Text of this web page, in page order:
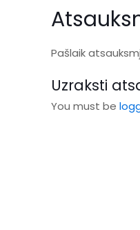
Pašlaik
Uzraksti
You must be